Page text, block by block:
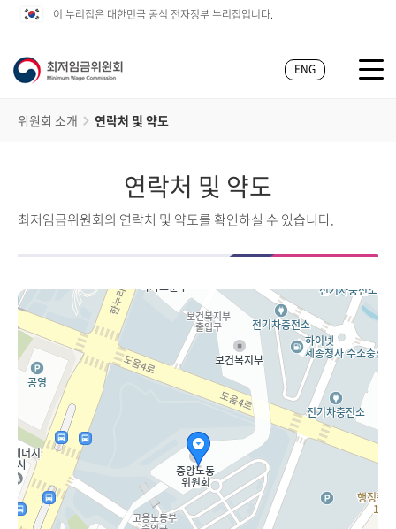
이 누리집은 대한민국 공식 전자정부 누리집입니다.
ENG
위원회 소개 연락처 및 약도
연락처 및 약도
최저임금위원회의 연락처 및 약도를 확인하실 수 있습니다.